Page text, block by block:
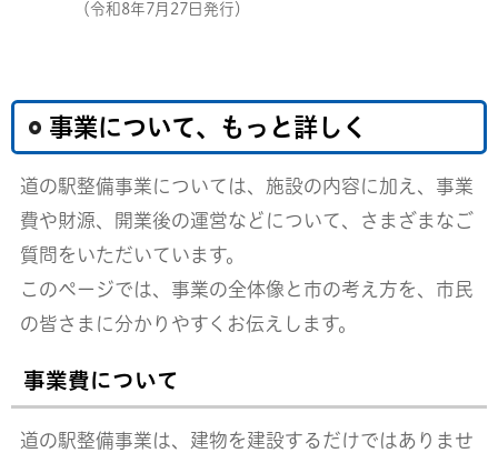
（令和8年7月27日発行）
事業について、もっと詳しく
道の駅整備事業については、施設の内容に加え、事業
費や財源、開業後の運営などについて、さまざまなご
質問をいただいています。
このページでは、事業の全体像と市の考え方を、市民
の皆さまに分かりやすくお伝えします。
事業費について
道の駅整備事業は、建物を建設するだけではありませ